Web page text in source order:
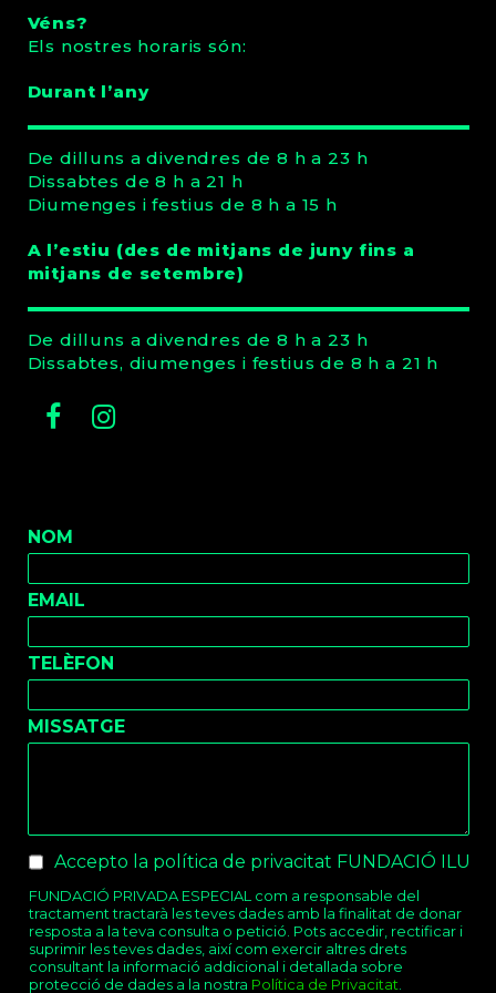
Véns?
Els nostres horaris són:
Durant l’any
De dilluns a divendres de 8 h a 23 h
Dissabtes de 8 h a 21 h
Diumenges i festius de 8 h a 15 h
A l’estiu (des de mitjans de juny fins a
mitjans de setembre)
De dilluns a divendres de 8 h a 23 h
Dissabtes, diumenges i festius de 8 h a 21 h
Facebook
Instagram
NOM
EMAIL
TELÈFON
MISSATGE
Checkboxes *
Accepto la política de privacitat FUNDACIÓ
FUNDACIÓ PRIVADA ESPECIAL com a responsable del
tractament tractarà les teves dades amb la finalitat de donar
resposta a la teva consulta o petició. Pots accedir, rectificar i
suprimir les teves dades, així com exercir altres drets
consultant la informació addicional i detallada sobre
protecció de dades a la nostra Política de Privacitat